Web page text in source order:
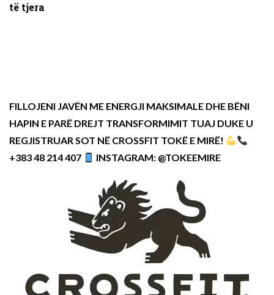
të tjera
FILLOJENI JAVËN ME ENERGJI MAKSIMALE DHE BËNI
HAPIN E PARË DREJT TRANSFORMIMIT TUAJ DUKE U
REGJISTRUAR SOT NË CROSSFIT TOKË E MIRË!
+383 48 214 407
INSTAGRAM: @TOKEEMIRE